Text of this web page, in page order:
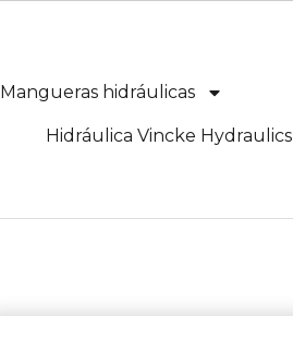
Mangueras hidráulicas
Hidráulica Vincke Hydraulics